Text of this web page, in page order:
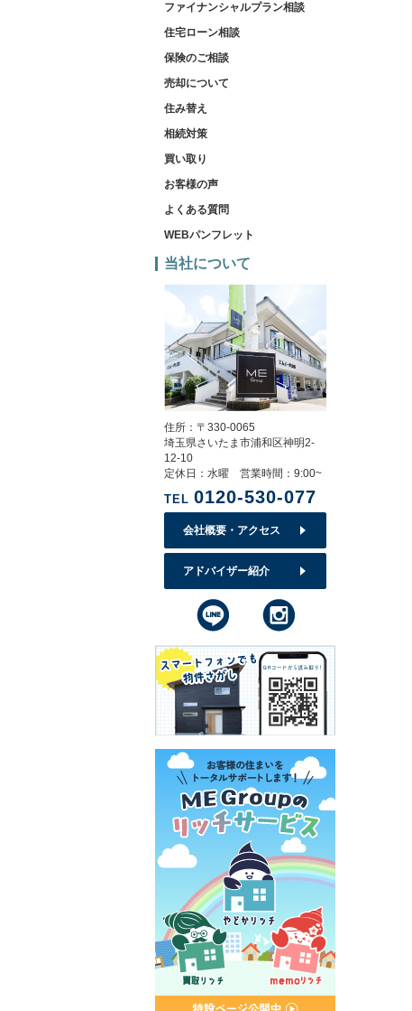
ファイナンシャルプラン相談
住宅ローン相談
保険のご相談
売却について
住み替え
相続対策
買い取り
お客様の声
よくある質問
WEBパンフレット
当社について
住所：〒330-0065
埼玉県さいたま市浦和区神明2-
12-10
定休日：水曜 営業時間：9:00~
TEL 0120-530-077
会社概要・アクセス
アドバイザー紹介